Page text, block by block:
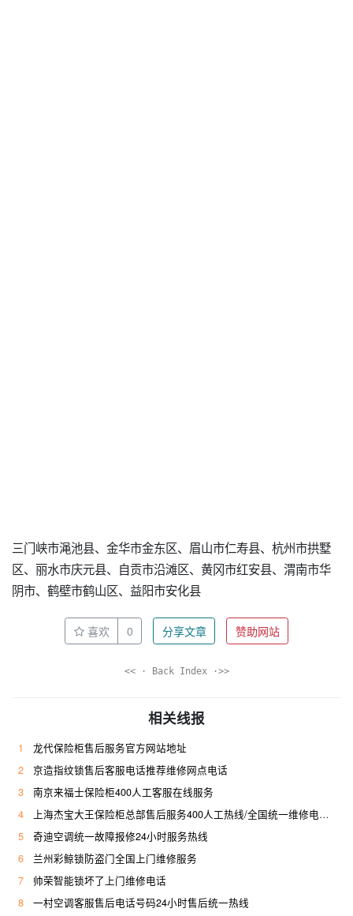
三门峡市渑池县、金华市金东区、眉山市仁寿县、杭州市拱墅
区、丽水市庆元县、自贡市沿滩区、黄冈市红安县、渭南市华
阴市、鹤壁市鹤山区、益阳市安化县
喜欢 0 分享文章 赞助网站
<< · Back Index ·>>
相关线报
1
龙代保险柜售后服务官方网站地址
2
京造指纹锁售后客服电话推荐维修网点电话
3
南京来福士保险柜400人工客服在线服务
4
上海杰宝大王保险柜总部售后服务400人工热线/全国统一维修电话是多少
5
奇迪空调统一故障报修24小时服务热线
6
兰州彩鲸锁防盗门全国上门维修服务
7
帅荣智能锁坏了上门维修电话
8
一村空调客服售后电话号码24小时售后统一热线